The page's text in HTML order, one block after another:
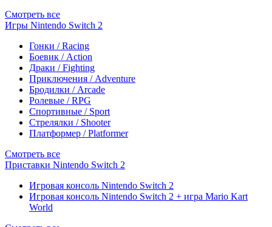
Смотреть все
Игры Nintendo Switch 2
Гонки / Racing
Боевик / Action
Драки / Fighting
Приключения / Adventure
Бродилки / Arcade
Ролевые / RPG
Спортивные / Sport
Стрелялки / Shooter
Платформер / Platformer
Смотреть все
Приставки Nintendo Switch 2
Игровая консоль Nintendo Switch 2
Игровая консоль Nintendo Switch 2 + игра Mario Kart
World